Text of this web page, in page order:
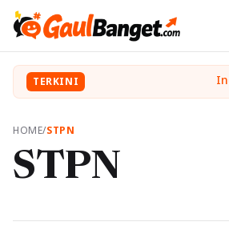
TERKINI
HOME/STPN
STPN